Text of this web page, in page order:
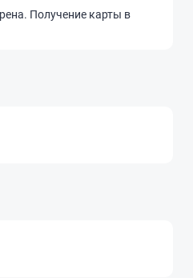
Получение карты в